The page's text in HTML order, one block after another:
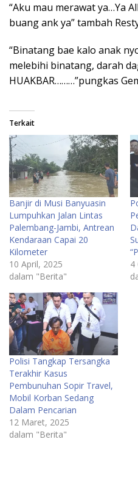
“Aku mau merawat ya…Ya
buang ank ya” tambah
“Binatang bae kalo anak
melebihi binatang, darah
HUAKBAR………”pungkas
Terkait
Banjir di Musi Banyuasin
Lumpuhkan Jalan Lintas
Palembang-Jambi, Antrean
Kendaraan Capai 20
Kilometer
10 April, 2025
dalam "Berita"
4
Polisi Tangkap Tersangka
Terakhir Kasus
Pembunuhan Sopir Travel,
Mobil Korban Sedang
Dalam Pencarian
12 Maret, 2025
dalam "Berita"